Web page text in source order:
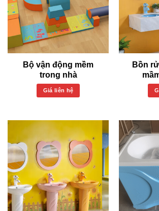
Bộ vận động mềm
trong nhà
Giá liên hệ
Bồn